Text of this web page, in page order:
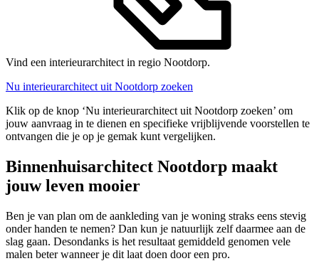
Vind een interieurarchitect in regio Nootdorp.
Nu interieurarchitect uit Nootdorp zoeken
Klik op de knop ‘Nu interieurarchitect uit Nootdorp zoeken’ om
jouw aanvraag in te dienen en specifieke vrijblijvende voorstellen te
ontvangen die je op je gemak kunt vergelijken.
Binnenhuisarchitect Nootdorp maakt
jouw leven mooier
Ben je van plan om de aankleding van je woning straks eens stevig
onder handen te nemen? Dan kun je natuurlijk zelf daarmee aan de
slag gaan. Desondanks is het resultaat gemiddeld genomen vele
malen beter wanneer je dit laat doen door een pro.